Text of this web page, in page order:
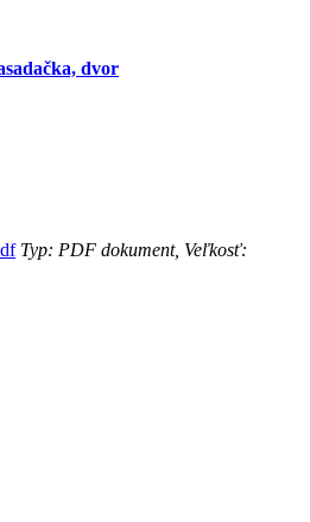
dvor
Typ: PDF dokument, Veľkosť: